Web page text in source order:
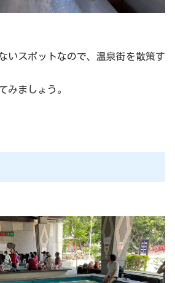
いスポットなので、温泉街を散策す
みましょう。